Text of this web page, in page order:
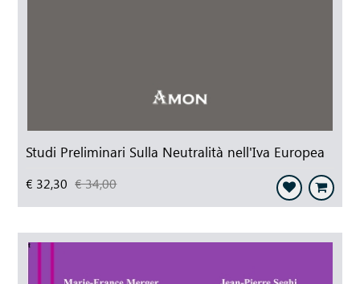
Studi Preliminari Sulla Neutralità nell'Iva Europea
€ 32,30 € 34,00